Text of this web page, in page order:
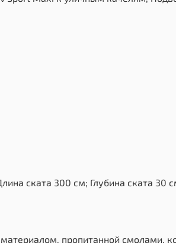
ската 300 см; Глубина ската 30
пропитанной смолами,